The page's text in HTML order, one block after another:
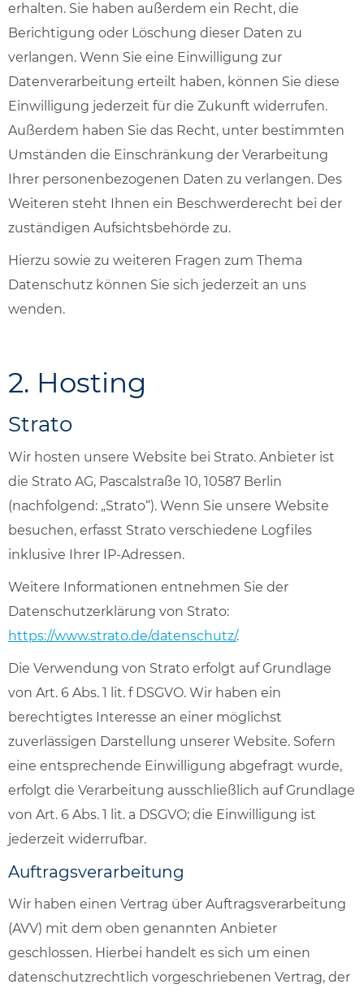
erhalten. Sie haben außerdem ein Recht, die
Berichtigung oder Löschung dieser Daten zu
verlangen. Wenn Sie eine Einwilligung zur
Datenverarbeitung erteilt haben, können Sie diese
Einwilligung jederzeit für die Zukunft widerrufen.
Außerdem haben Sie das Recht, unter bestimmten
Umständen die Einschränkung der Verarbeitung
Ihrer personenbezogenen Daten zu verlangen. Des
Weiteren steht Ihnen ein Beschwerderecht bei der
zuständigen Aufsichtsbehörde zu.
Hierzu sowie zu weiteren Fragen zum Thema
Datenschutz können Sie sich jederzeit an uns
wenden.
2. Hosting
Strato
Wir hosten unsere Website bei Strato. Anbieter ist
die Strato AG, Pascalstraße 10, 10587 Berlin
(nachfolgend: „Strato“). Wenn Sie unsere Website
besuchen, erfasst Strato verschiedene Logfiles
inklusive Ihrer IP-Adressen.
Weitere Informationen entnehmen Sie der
Datenschutzerklärung von Strato:
https://www.strato.de/datenschutz/.
Die Verwendung von Strato erfolgt auf Grundlage
von Art. 6 Abs. 1 lit. f DSGVO. Wir haben ein
berechtigtes Interesse an einer möglichst
zuverlässigen Darstellung unserer Website. Sofern
eine entsprechende Einwilligung abgefragt wurde,
erfolgt die Verarbeitung ausschließlich auf Grundlage
von Art. 6 Abs. 1 lit. a DSGVO; die Einwilligung ist
jederzeit widerrufbar.
Auftragsverarbeitung
Wir haben einen Vertrag über Auftragsverarbeitung
(AVV) mit dem oben genannten Anbieter
geschlossen. Hierbei handelt es sich um einen
datenschutzrechtlich vorgeschriebenen Vertrag, der